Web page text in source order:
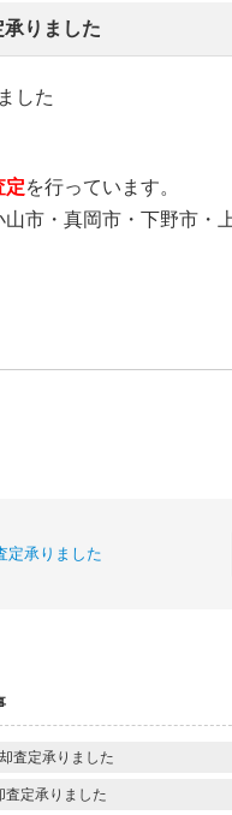
手数料について
りました
した
定を行っています。
市・真岡市・下野市・
承りました
査定承りました
定承りました